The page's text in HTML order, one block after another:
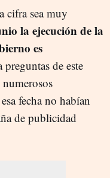
cifra sea muy
la ejecución de la
es
preguntas de este
fecha no habían
de publicidad